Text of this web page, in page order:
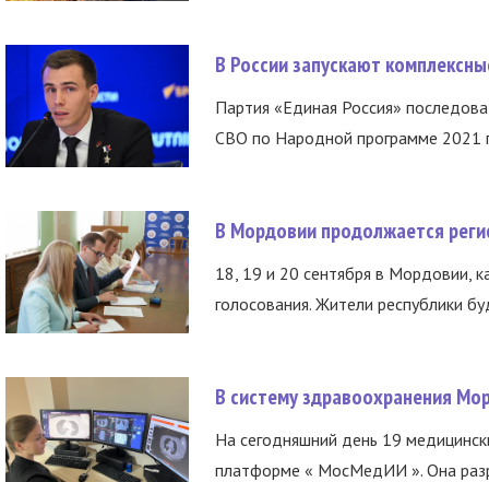
В России запускают
Партия «Единая Россия»
СВО по Народной программе 2021
В Мордовии продолжается
18, 19 и 20 сентября в Мордовии,
голосования. Жители республики
В систему здравоохранения
На сегодняшний день 19
платформе « МосМедИИ ». Она